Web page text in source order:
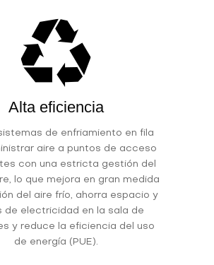
Alta eficiencia
de enfriamiento en fila
aire a puntos de acceso
con una estricta gestión del
lo que mejora en gran medida
del aire frío, ahorra espacio y
de electricidad en la sala de
y reduce la eficiencia del uso
de energía (PUE).